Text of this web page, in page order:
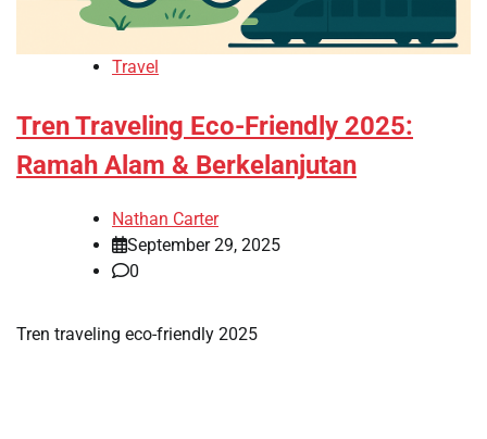
Travel
Tren Traveling Eco-Friendly 2025:
Ramah Alam & Berkelanjutan
Nathan Carter
September 29, 2025
0
Tren traveling eco-friendly 2025